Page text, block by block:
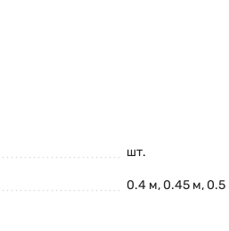
шт.
0.4 м, 0.45 м, 0.5